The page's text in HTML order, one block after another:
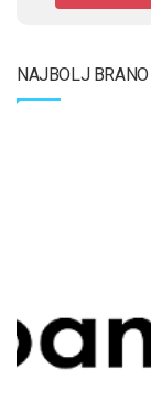
NAJBOLJ BRANO